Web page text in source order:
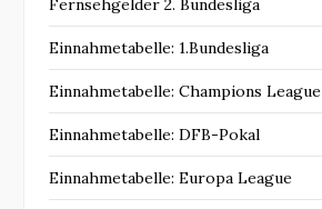
Fernsehgelder 2. Bundesliga
Einnahmetabelle: 1.Bundesliga
Einnahmetabelle: Champions League
Einnahmetabelle: DFB-Pokal
Einnahmetabelle: Europa League